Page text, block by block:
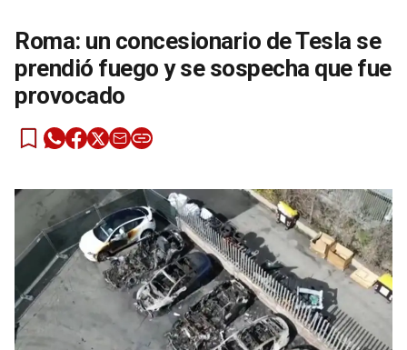
Roma: un concesionario de Tesla se
prendió fuego y se sospecha que fue
provocado